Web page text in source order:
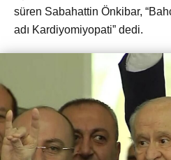
süren Sabahattin Önkibar,
adı Kardiyomiyopati” dedi.